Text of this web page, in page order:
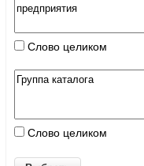
Слово целиком
Слово целиком